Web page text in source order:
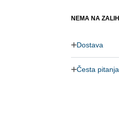
NEMA NA ZALIHI
Dostava
Česta pitanja